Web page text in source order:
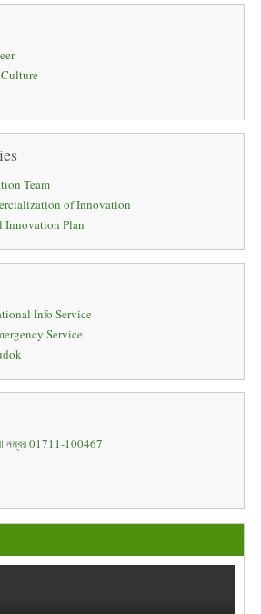
Team
of Innovation
Innovation Plan
Info Service
Service
নম্বর 01711-100467